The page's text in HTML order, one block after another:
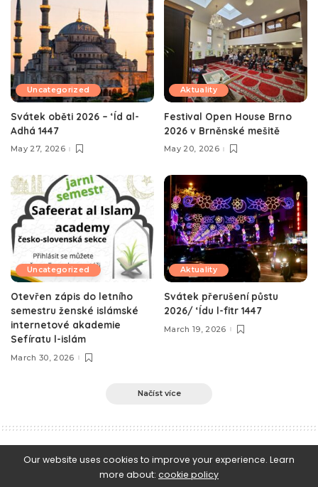
Uncategorized
Svátek oběti 2026 – ‘Íd al-
Adhá 1447
May 27, 2026
Aktuality
Festival Open House Brno
2026 v Brněnské mešitě
May 20, 2026
Uncategorized
Otevřen zápis do letního
semestru ženské islámské
internetové akademie
Sefíratu l-islám
March 30, 2026
Aktuality
Svátek přerušení půstu
2026/ ‘Ídu l-fitr 1447
March 19, 2026
Načíst více
Islámská právní metodologie
Islámská věrouka
Our website uses cookies to improve your experience. Learn
more about: cookie policy